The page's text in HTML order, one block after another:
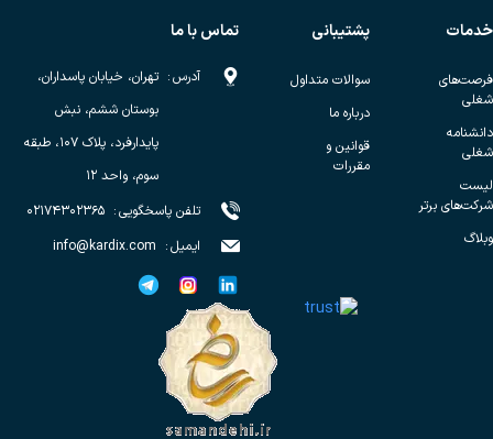
خدمات
فرصت‌های
شغلی
دانشنامه
شغلی
لیست
شرکت‌های برتر
وبلاگ
پشتیبانی
سوالات متداول
درباره ما
قوانین و
مقررات
تماس با ما
آدرس: تهران، خیابان پاسداران،
بوستان ششم، نبش
پایدارفرد، پلاک ۱۰۷، طبقه
سوم، واحد ۱۲
تلفن پاسخگویی: ۰۲۱۷۴۳۰۲۳۶۵
ایمیل:
info@kardix.com